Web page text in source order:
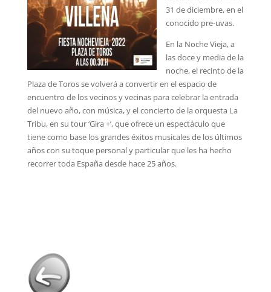
31 de diciembre, en el
conocido pre-uvas.
En la Noche Vieja, a
las doce y media de la
noche, el recinto de la
Plaza de Toros se volverá a convertir en el espacio de
encuentro de los vecinos y vecinas para celebrar la entrada
del nuevo año, con música, y el concierto de la orquesta La
Tribu, en su tour ‘Gira +’, que ofrece un espectáculo que
tiene como base los grandes éxitos musicales de los últimos
años con su toque personal y particular que les ha hecho
recorrer toda España desde hace 25 años.